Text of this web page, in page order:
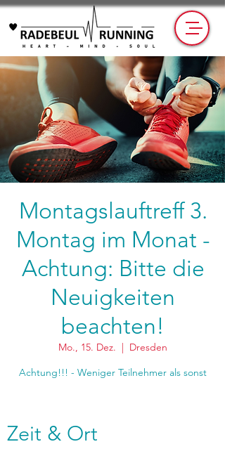
Montagslauftreff 3.
Montag im Monat -
Achtung: Bitte die
Neuigkeiten
beachten!
Mo., 15. Dez.
  |
Dresden
Achtung!!! - Weniger Teilnehmer als sonst
Zeit & Ort